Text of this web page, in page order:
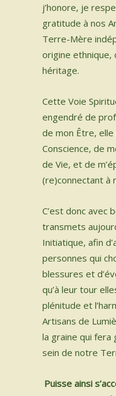
j’honore, je
gratitude à nos
Terre-Mère
origine ethnique,
héritage.
Cette Voie
engendré de
de mon Être, elle
Conscience, de
de Vie, et de
(re)connectant à
C’est donc avec
transmets
Initiatique, afin
personnes qui
blessures et
qu’à leur tour
plénitude et
Artisans de
la graine qui fera
sein de notre
Puisse ainsi